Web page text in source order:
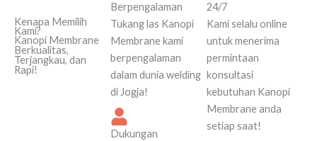
Kenapa Memilih
Kami?
Kanopi Membrane
Berkualitas,
Terjangkau, dan
Rapi!
Berpengalaman
Tukang las Kanopi
Membrane kami
berpengalaman
dalam dunia welding
di Jogja!
Dukungan
24/7
Kami selalu online
untuk menerima
permintaan
konsultasi
kebutuhan Kanopi
Membrane anda
setiap saat!